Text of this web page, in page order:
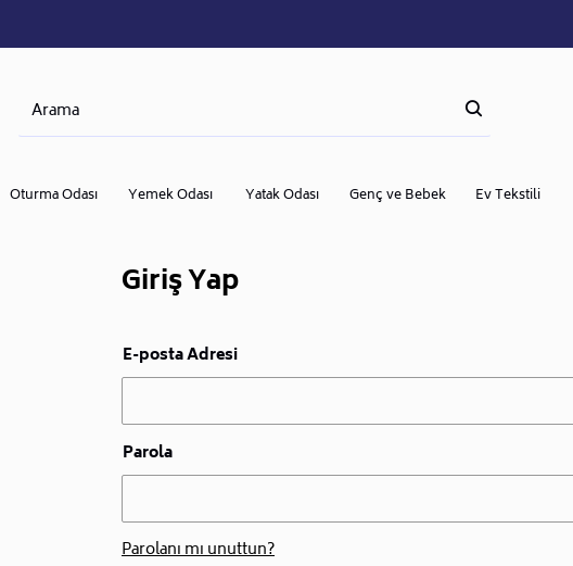
Oturma Odası Yemek Odası Yatak Odası Genç ve Bebek Ev Tekstili
Giriş Yap
E-posta Adresi
Parola
Parolanı mı unuttun?